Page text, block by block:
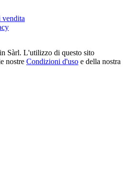
vendita
Sàrl. L'utilizzo di questo sito
nostre Condizioni d'uso e della nostra